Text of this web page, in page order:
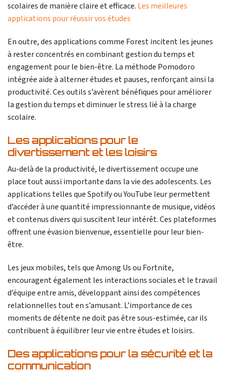
scolaires de manière claire et efficace. Les meilleures
applications pour réussir vos études
En outre, des applications comme Forest incitent les jeunes
à rester concentrés en combinant gestion du temps et
engagement pour le bien-être. La méthode Pomodoro
intégrée aide à alterner études et pauses, renforçant ainsi la
productivité. Ces outils s’avèrent bénéfiques pour améliorer
la gestion du temps et diminuer le stress lié à la charge
scolaire.
Les applications pour le
divertissement et les loisirs
Au-delà de la productivité, le divertissement occupe une
place tout aussi importante dans la vie des adolescents. Les
applications telles que Spotify ou YouTube leur permettent
d’accéder à une quantité impressionnante de musique, vidéos
et contenus divers qui suscitent leur intérêt. Ces plateformes
offrent une évasion bienvenue, essentielle pour leur bien-
être.
Les jeux mobiles, tels que Among Us ou Fortnite,
encouragent également les interactions sociales et le travail
d’équipe entre amis, développant ainsi des compétences
relationnelles tout en s’amusant. L’importance de ces
moments de détente ne doit pas être sous-estimée, car ils
contribuent à équilibrer leur vie entre études et loisirs.
Des applications pour la sécurité et la
communication